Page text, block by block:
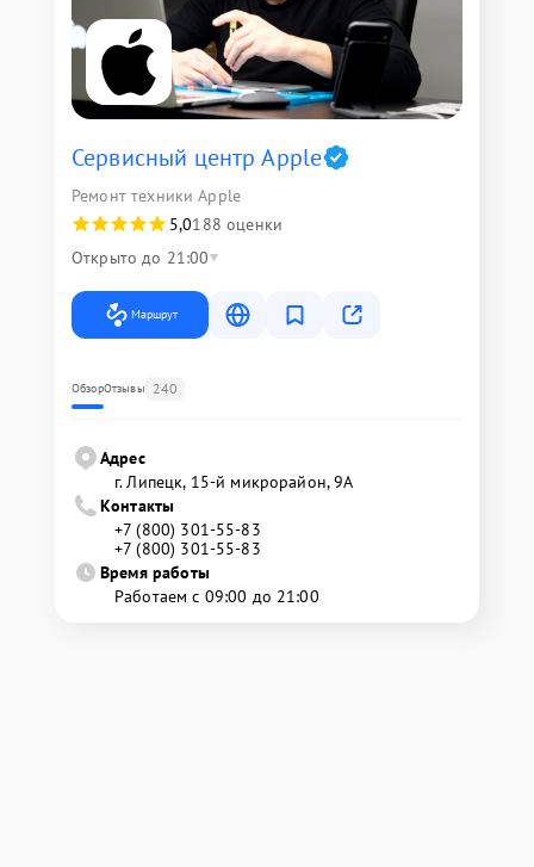
Сервисный центр Apple
Ремонт техники Apple
5,0188 оценки
Открыто до 21:00
Маршрут
ОбзорОтзывы 240
Адрес
г. Липецк, 15-й микрорайон, 9А
Контакты
+7 (800) 301-55-83
+7 (800) 301-55-83
Время работы
Работаем с 09:00 до 21:00